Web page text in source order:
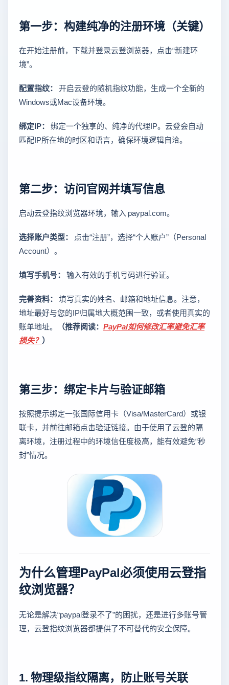
第一步：构建纯净的注册环境（关键）
在开始注册前，下载并登录云登浏览器，点击“新建环
境”。
配置指纹： 开启云登的随机指纹功能，生成一个全新的
Windows或Mac设备环境。
绑定IP： 绑定一个独享的、纯净的代理IP。云登会自动
匹配IP所在地的时区和语言，确保环境逻辑自洽。
第二步：访问官网并填写信息
启动云登指纹浏览器环境，输入 paypal.com。
选择账户类型：
点击“注册”，选择“个人账户”（Personal
Account）。
填写手机号： 输入有效的手机号码进行验证。
完善资料： 填写真实的姓名、邮箱和地址信息。注意，
地址最好与您的IP归属地大概范围一致，或者使用真实的
账单地址。
（推荐阅读： PayPal如何修改汇率避免汇率
损失？ ）
第三步：绑定卡片与验证邮箱
按照提示绑定一张国际信用卡（Visa/MasterCard）或银
联卡，并前往邮箱点击验证链接。由于使用了云登的隔
离环境，注册过程中的环境信任度极高，能有效避免“秒
封”情况。
为什么管理PayPal必须使用云登指
纹浏览器？
无论是解决“paypal登录不了”的困扰，还是进行多账号管
理，云登指纹浏览器都提供了不可替代的安全保障。
1. 物理级指纹隔离，防止账号关联